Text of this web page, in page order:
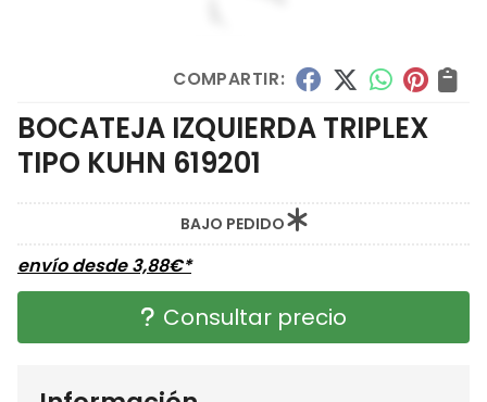
COMPARTIR:
BOCATEJA IZQUIERDA TRIPLEX
TIPO KUHN 619201
BAJO PEDIDO
envío desde3,88€*
Consultar precio